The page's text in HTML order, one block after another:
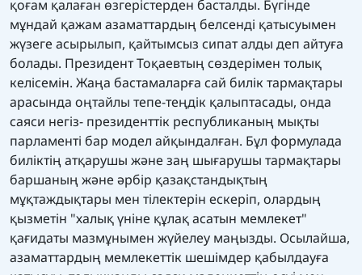
қоғам қалаған өзгерістерден басталды. Бүгінде
мұндай қажам азаматтардың белсенді қатысуымен
жүзеге асырылып, қайтымсыз сипат алды деп айтуға
болады. Президент Тоқаевтың сөздерімен толық
келісемін. Жаңа бастамаларға сай билік тармақтары
арасында оңтайлы тепе-теңдік қалыптасады, онда
саяси негіз- президенттік республиканың мықты
парламенті бар модел айқындалған. Бұл формулада
биліктің атқарушы және заң шығарушы тармақтары
баршаның және әрбір қазақстандықтың
мұқтаждықтары мен тілектерін ескеріп, олардың
қызметін "халық үніне құлақ асатын мемлекет"
қағидаты мазмұнымен жүйелеу маңызды. Осылайша,
азаматтардың мемлекеттік шешімдер қабылдауға